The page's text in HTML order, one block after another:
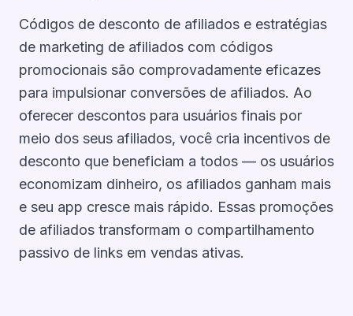
Códigos de desconto de afiliados e estratégias
de marketing de afiliados com códigos
promocionais são comprovadamente eficazes
para impulsionar conversões de afiliados. Ao
oferecer descontos para usuários finais por
meio dos seus afiliados, você cria incentivos de
desconto que beneficiam a todos — os usuários
economizam dinheiro, os afiliados ganham mais
e seu app cresce mais rápido. Essas promoções
de afiliados transformam o compartilhamento
passivo de links em vendas ativas.